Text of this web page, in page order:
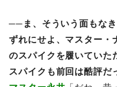
──ま、そういう面もな
ずれにせよ、マスター・
のスパイクを履いていた
スパイクも前回は酷評だ